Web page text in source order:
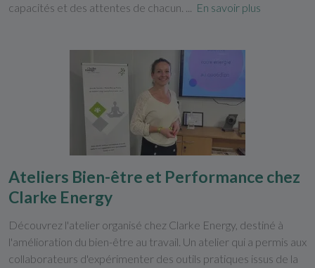
capacités et des attentes de chacun. ...
En savoir plus
Ateliers Bien-être et Performance chez
Clarke Energy
Découvrez l'atelier organisé chez Clarke Energy, destiné à
l'amélioration du bien-être au travail. Un atelier qui a permis aux
collaborateurs d'expérimenter des outils pratiques issus de la